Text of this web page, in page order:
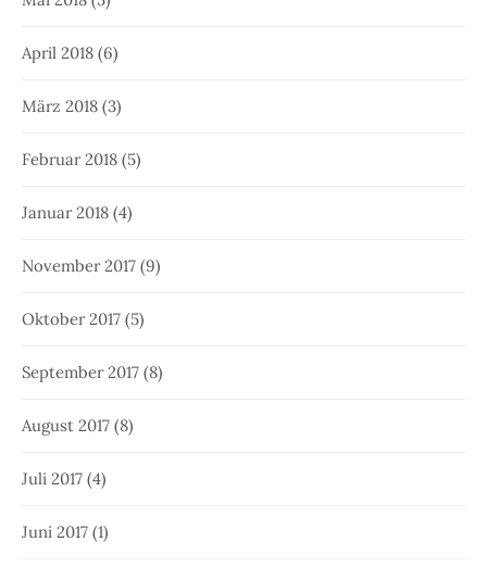
April 2018 (6)
März 2018 (3)
Februar 2018 (5)
Januar 2018 (4)
November 2017 (9)
Oktober 2017 (5)
September 2017 (8)
August 2017 (8)
Juli 2017 (4)
Juni 2017 (1)